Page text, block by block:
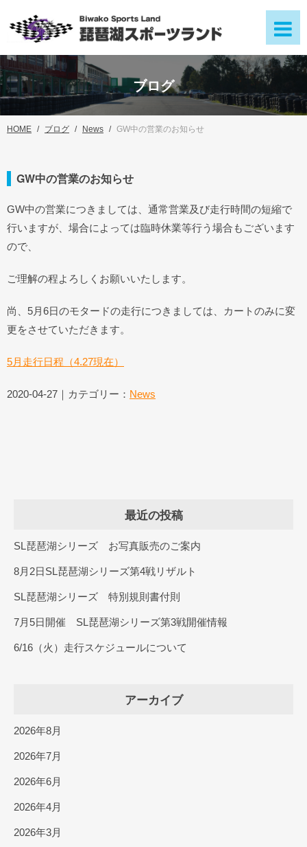
ブログ
HOME ブログ News GW中の営業のお知らせ
GW中の営業のお知らせ
GW中の営業につきましては、通常営業及び走行時間の短縮で
行いますが、場合によっては臨時休業等行う場合もございます
ので、
ご理解の程よろしくお願いいたします。
尚、5月6日のモタードの走行につきましては、カートのみに変
更をさせていただきます。
5月走行日程（4.27現在）
2020-04-27｜カテゴリー： News
最近の投稿
SL琵琶湖シリーズ お写真販売のご案内
8月2日SL琵琶湖シリーズ第4戦リザルト
SL琵琶湖シリーズ 特別規則書付則
7月5日開催 SL琵琶湖シリーズ第3戦開催情報
6/16（火）走行スケジュールについて
アーカイブ
2026年8月
2026年7月
2026年6月
2026年4月
2026年3月